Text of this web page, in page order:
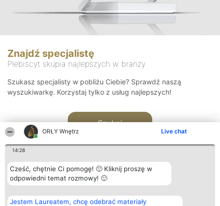
ORŁY Wnętrz Live chat
14:28
Cześć, chętnie Ci pomogę! 🙂 Kliknij proszę w
odpowiedni temat rozmowy! 🙂
Jestem Laureatem, chcę odebrać materiały
Znajdź specjalistę
Plebiscyt skupia najlepszych w branży
Szukasz specjalisty w pobliżu Ciebie? Sprawdź naszą
wyszukiwarkę. Korzystaj tylko z usług najlepszych!
Szukaj
Organizator plebiscytu
Bright Side Solutions sp. z o.
Plebiscyt
Laureaci
Kontakt
Kontakt